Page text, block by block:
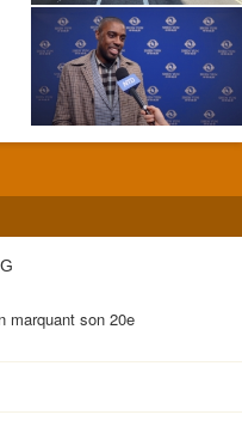
marquant son 20e